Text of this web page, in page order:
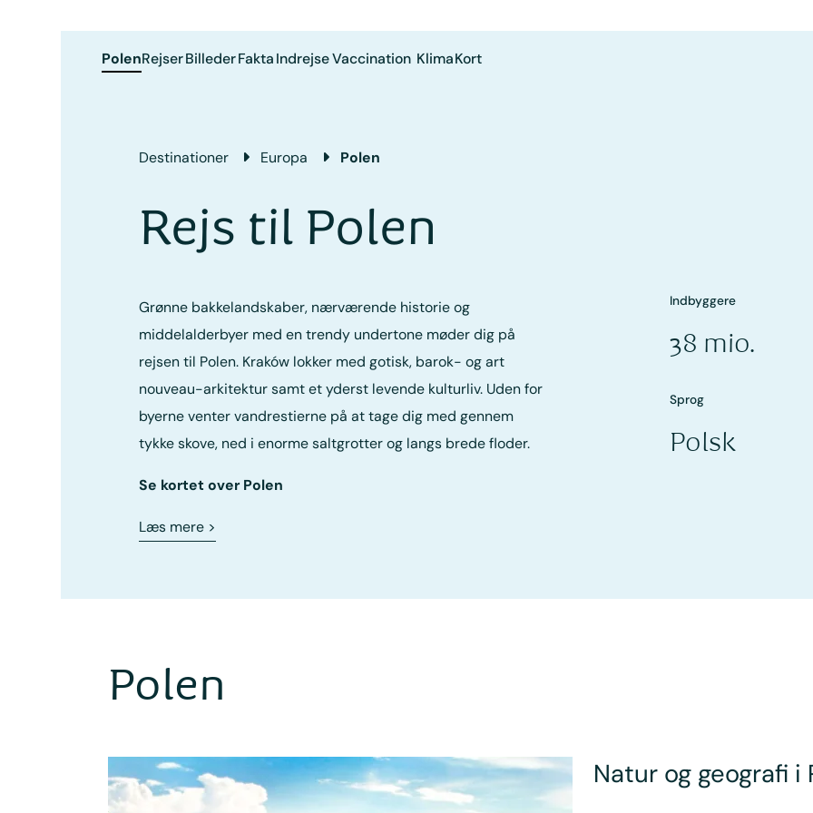
PolenRejserBillederFaktaIndrejseVaccination KlimaKort
Destinationer Europa Polen
Rejs til Polen
Grønne bakkelandskaber, nærværende historie og
middelalderbyer med en trendy undertone møder dig på
rejsen til Polen. Kraków lokker med gotisk, barok- og art
nouveau-arkitektur samt et yderst levende kulturliv. Uden for
byerne venter vandrestierne på at tage dig med gennem
tykke skove, ned i enorme saltgrotter og langs brede floder.
Se kortet over Polen
Læs mere >
Indbyggere
38 mio.
Sprog
Polsk
Polen
Natur og geografi i